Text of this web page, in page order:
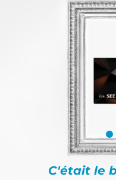
C'était le